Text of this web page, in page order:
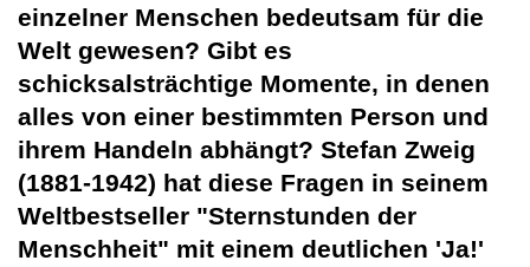
einzelner Menschen bedeutsam für die
Welt gewesen? Gibt es
schicksalsträchtige Momente, in denen
alles von einer bestimmten Person und
ihrem Handeln abhängt? Stefan Zweig
(1881-1942) hat diese Fragen in seinem
Weltbestseller "Sternstunden der
Menschheit" mit einem deutlichen 'Ja!'